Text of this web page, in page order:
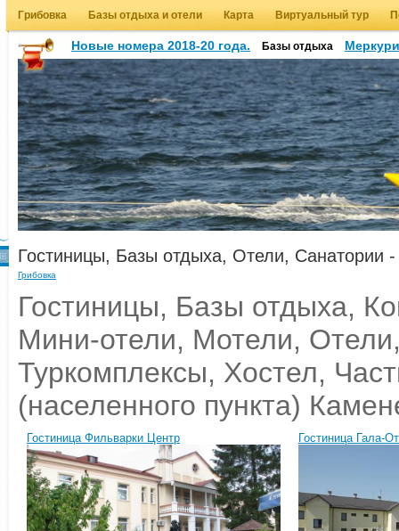
Грибовка Базы отдыха и отели Карта Виртуальный тур
Новые номера 2018-20 года. Базы отдыха
Грибовка
Гостиницы, Базы отдыха, Отели, Санатории
Гостиницы, Базы отдыха,
Мини-отели, Мотели,
Туркомплексы, Хостел,
(населенного пункта)
Гостиница Фильварки Центр Гостиница Гала-